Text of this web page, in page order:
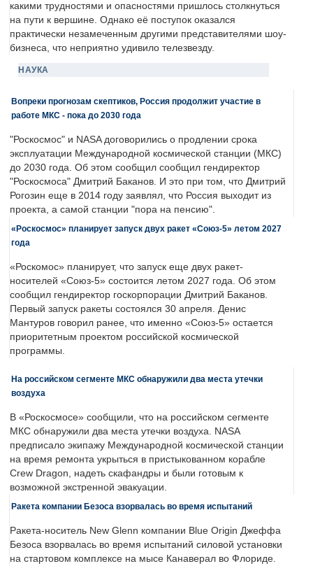
какими трудностями и опасностями пришлось столкнуться
на пути к вершине. Однако её поступок оказался
практически незамеченным другими представителями шоу-
бизнеса, что неприятно удивило телезвезду.
НАУКА
Вопреки прогнозам скептиков, Россия продолжит участие в
работе МКС - пока до 2030 года
"Роскосмос" и NASA договорились о продлении срока
эксплуатации Международной космической станции (МКС)
до 2030 года. Об этом сообщил сообщил гендиректор
"Роскосмоса" Дмитрий Баканов. И это при том, что Дмитрий
Рогозин еще в 2014 году заявлял, что Россия выходит из
проекта, а самой станции "пора на пенсию".
«Роскосмос» планирует запуск двух ракет «Союз-5» летом 2027
года
«Роскомос» планирует, что запуск еще двух ракет-
носителей «Союз-5» состоится летом 2027 года. Об этом
сообщил гендиректор госкорпорации Дмитрий Баканов.
Первый запуск ракеты состоялся 30 апреля. Денис
Мантуров говорил ранее, что именно «Союз-5» остается
приоритетным проектом российской космической
программы.
На российском сегменте МКС обнаружили два места утечки
воздуха
В «Роскосмосе» сообщили, что на российском сегменте
МКС обнаружили два места утечки воздуха. NASA
предписало экипажу Международной космической станции
на время ремонта укрыться в пристыкованном корабле
Crew Dragon, надеть скафандры и были готовым к
возможной экстренной эвакуации.
Ракета компании Безоса взорвалась во время испытаний
Ракета-носитель New Glenn компании Blue Origin Джеффа
Безоса взорвалась во время испытаний силовой установки
на стартовом комплексе на мысе Канаверал во Флориде.